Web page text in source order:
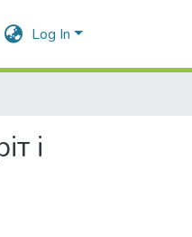
Log In
і